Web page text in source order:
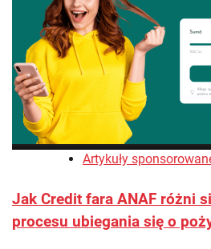
Artykuły
Jak Credit fara ANAF różni
procesu ubiegania się o